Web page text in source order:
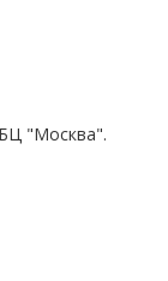
"Москва".